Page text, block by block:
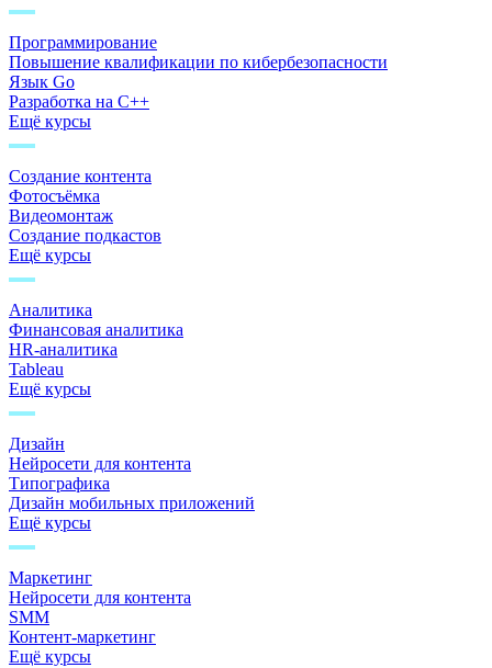
Программирование
Повышение квалификации по кибербезопасности
Язык Go
Разработка на C++
Ещё курсы
Создание контента
Фотосъёмка
Видеомонтаж
Создание подкастов
Ещё курсы
Аналитика
Финансовая аналитика
HR-аналитика
Tableau
Ещё курсы
Дизайн
Нейросети для контента
Типографика
Дизайн мобильных приложений
Ещё курсы
Маркетинг
Нейросети для контента
SMM
Контент-маркетинг
Ещё курсы